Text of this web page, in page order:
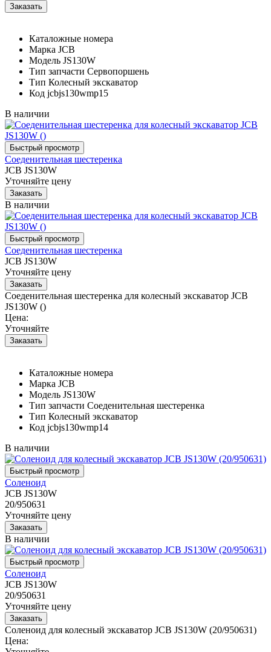
Каталожные номера
Марка JCB
Модель JS130W
Тип запчасти Сервопоршень
Тип Колесный экскаватор
Код jcbjs130wmp15
В наличии
Соеденительная шестеренка
JCB JS130W
Уточняйте цену
В наличии
Соеденительная шестеренка
JCB JS130W
Уточняйте цену
Соеденительная шестеренка для колесный экскаватор JCB
JS130W ()
Цена:
Уточняйте
Каталожные номера
Марка JCB
Модель JS130W
Тип запчасти Соеденительная шестеренка
Тип Колесный экскаватор
Код jcbjs130wmp14
В наличии
Соленоид
JCB JS130W
20/950631
Уточняйте цену
В наличии
Соленоид
JCB JS130W
20/950631
Уточняйте цену
Соленоид для колесный экскаватор JCB JS130W (20/950631)
Цена: